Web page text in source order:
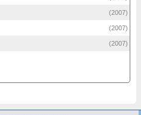
(2007)
(2007)
(2007)